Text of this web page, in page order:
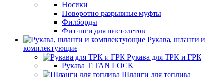
Носики
Поворотно разрывные муфты
Филборды
Фитинги для пистолетов
Рукава, шланги и
комплектующие
Рукава для ТРК и ГРК
Рукава TITAN LOCK
Шланги для топлива